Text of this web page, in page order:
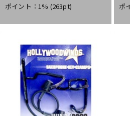
ポイント：1% (263pt) ポ